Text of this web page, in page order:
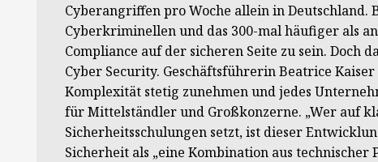
Cyberangriffen pro Woche allein in Deutschland.
Cyberkriminellen und das 300-mal häufiger als
Compliance auf der sicheren Seite zu sein. Doch
Cyber Security. Geschäftsführerin Beatrice
Komplexität stetig zunehmen und jedes
für Mittelständler und Großkonzerne. „Wer auf
Sicherheitsschulungen setzt, ist dieser
Sicherheit als „eine Kombination aus